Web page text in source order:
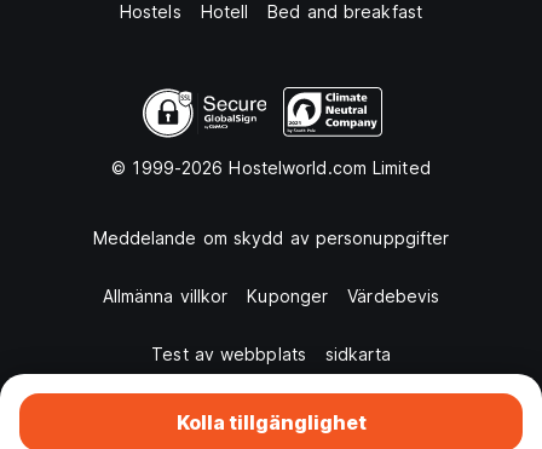
Kolla tillgänglighet
Hostels Hotell Bed and breakfast
© 1999-2026 Hostelworld.com Limited
Meddelande om skydd av personuppgifter
Allmänna villkor Kuponger Värdebevis
Test av webbplats sidkarta